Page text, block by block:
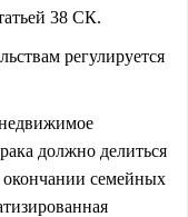
38 СК.
регулируется
должно делиться
семейных